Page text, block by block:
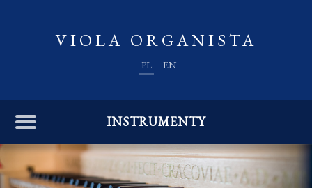
VIOLA ORGANISTA
PL EN
INSTRUMENTY